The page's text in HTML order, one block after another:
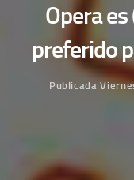
Opera
preferido
Publicada